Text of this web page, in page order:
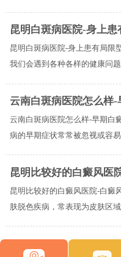
昆明白斑病医院-身上
昆明白斑病医院-身上患有局限
我们会遇到各种各样的健康问
云南白斑病医院怎么样
云南白斑病医院怎么样-早期白
病的早期症状常常被忽视或容易
昆明比较好的白癜风医
昆明比较好的白癜风医院-白癜
肤脱色疾病，常表现为皮肤区域